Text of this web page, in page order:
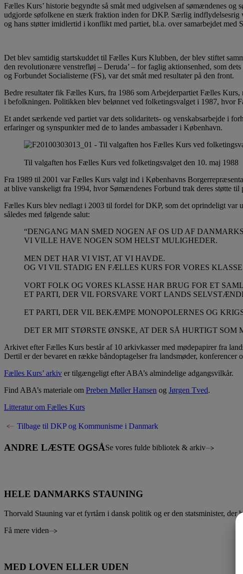
Fælles Kurs’ historie begyndte så småt med udgivelsen af sømændenes
udgjorde søfolkene en stærk fraktion inden for DKP. Særlig indflydelsesrig
og hans støtter imidlertid i konflikt med partiet, bl.a. over samarbejdet
Det blev samtidig startskuddet til Fælles Kurs Klubben, der blev stiftet
den revolutionære venstrefløj – Deruda’ – for faglig aktionsenhed, som
og Forbundet Socialisterne (FS), var det småt med resultater på den front.
Bedre resultater fik Fælles Kurs, fra 1986 som Arbejderpartiet Fælles
i befolkningen. Politikken blev belønnet ved folketingsvalget i 1987, hvor
Et andet særkende ved partiet var dets solidaritets- og venskabsarbejde i
erfaringer og synspunkter med de to landes ambassader i København.
Til valgaften hos Fælles Kurs ved folketingsvalget den 10. maj 1988
Fra 1989 til 2001 var Fælles Kurs valgt ind i Københavns
at blive vanskeligt fra 1994, hvor Sømændenes Forbund trak deres støtte til
Fælles Kurs blev nedlagt i 2003 til fordel for DKP, som det oprindeligt var
således med følgende salut:
“DENGANG MAN SMED NOGEN AF OS UD AF
VI VILLE HAVE NOGEN SOM HELST MULIGHEDER.
MEN DET HAR VI VIST, AT VI HAVDE.
OG VI VIL STADIG EN FÆLLES KURS FOR VORES
VORT FOLK OG VORES KLASSE HAR BRUG FOR ET
ET PARTI, DER VIL FORSVARE VORT LANDS
ET PARTI, DER VIL BEKÆMPE MONOPOLERNES OG
DET ER MIT STØRSTE ØNSKE, AT DER SÅ HURTIGT
Arkivet efter Fælles Kurs består af 10 arkivkasser med mødepapirer fra
Dertil er der bevaret en række båndoptagelser fra landsmøder, konferencer
Fælles Kurs’ arkiv er tilgængeligt efter ABA’s almindelige adgangsvilkår.
Find ABA’s materiale om Preben Møller Hansen og Jørgen Tved.
Litteratur om Fælles Kurs
Tilbage til DKP og Kommunisme i Danmark
ANDRE LÆSTE OGSÅSe vores fulde bibliotek & arkiv
HELE DANMARKS STAUNING
Thorvald Stauning var et fyrtårn i dansk politik og er den statsminister,
Få mere viden
MED LOVEN ELLER UDEN